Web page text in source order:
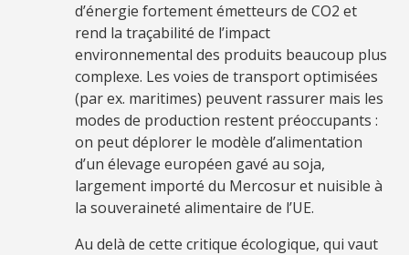
d’énergie fortement émetteurs de CO2 et
rend la traçabilité de l’impact
environnemental des produits beaucoup plus
complexe. Les voies de transport optimisées
(par ex. maritimes) peuvent rassurer mais les
modes de production restent préoccupants :
on peut déplorer le modèle d’alimentation
d’un élevage européen gavé au soja,
largement importé du Mercosur et nuisible à
la souveraineté alimentaire de l’UE.
Au delà de cette critique écologique, qui vaut